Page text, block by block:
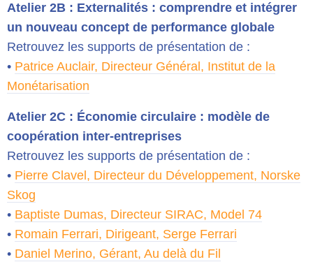
Atelier 2B : Externalités : comprendre et intégrer
un nouveau concept de performance globale
Retrouvez les supports de présentation de :
• Patrice Auclair, Directeur Général, Institut de la
Monétarisation
Atelier 2C : Économie circulaire : modèle de
coopération inter-entreprises
Retrouvez les supports de présentation de :
• Pierre Clavel, Directeur du Développement, Norske
Skog
• Baptiste Dumas, Directeur SIRAC, Model 74
• Romain Ferrari, Dirigeant, Serge Ferrari
• Daniel Merino, Gérant, Au delà du Fil